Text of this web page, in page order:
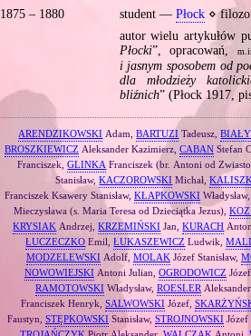
1875 – 1880 student — Płock⋄
autor wielu artykułów
Płocki”, opracowań,
i jasnym sposobem od
dla młodzieży
bliźnich” (Płock 1917,
ARENDZIKOWSKI Adam,BARTUZI Tadeusz,BIAŁY
BROSZKIEWICZ Aleksander Kazimierz, CABANStefan
Franciszek,GLINKA Franciszek (br. Antoni od
Stanisław,KACZOROWSKI Michał,
Franciszek Ksawery Stanisław, KŁAPKOWSKI
Mieczysława (s. Maria Teresa od Dzieciątka Jezus),
KRYSIAK Andrzej,KRZEMIŃSKI Jan,KURACH
ŁUCZECZKO Emil,ŁUKASZEWICZ Ludwik,
MODZELEWSKIAdolf, MOLAKJózef Stanisław,
NOWOWIEJSKIAntoni Julian, OGRODOWICZ
RAMOTOWSKI Władysław, ROESLER
Franciszek Henryk, SALWOWSKIJózef,
Faustyn, STĘPKOWSKI Stanisław, STROJNOWSKIJózef